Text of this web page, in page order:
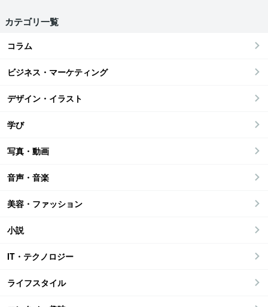
カテゴリ一覧
コラム
ビジネス・マーケティング
デザイン・イラスト
学び
写真・動画
音声・音楽
美容・ファッション
小説
IT・テクノロジー
ライフスタイル